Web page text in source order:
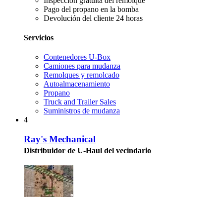
Pago del propano en la bomba
Devolución del cliente 24 horas
Servicios
Contenedores U-Box
Camiones para mudanza
Remolques y remolcado
Autoalmacenamiento
Propano
Truck and Trailer Sales
Suministros de mudanza
4
Ray's Mechanical
Distribuidor de U-Haul del vecindario